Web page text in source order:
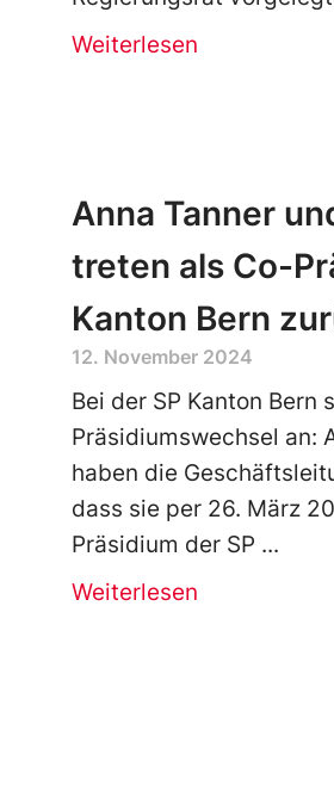
Weiterlesen
Anna Tanner
treten als Co-
Kanton Bern
12. November 2024
Bei der SP Kanton Bern
Präsidiumswechsel an:
haben die
dass sie per 26. März
Präsidium der SP
Weiterlesen